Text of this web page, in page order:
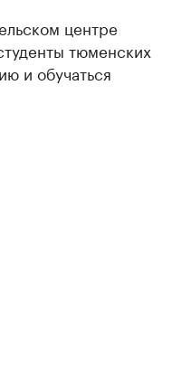
центре
тюменских
и обучаться